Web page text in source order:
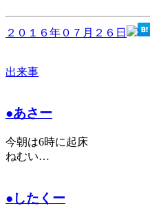
２０１６年０７月２６日
出来事
●あさー
今朝は6時に起床
ねむい…
●したくー